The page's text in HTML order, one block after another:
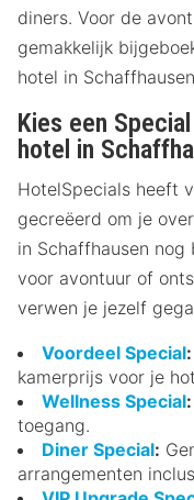
diners. Voor de
gemakkelijk
hotel in
Kies een
hotel in
HotelSpecials heeft
gecreëerd om je
in Schaffhausen
voor avontuur of
verwen je jezelf
Voordeel Special:
kamerprijs voor je
Wellness Special:
toegang.
Diner Special:
arrangementen